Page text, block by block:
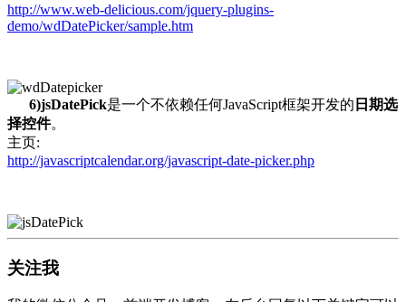
http://www.web-delicious.com/jquery-plugins-
demo/wdDatePicker/sample.htm
6)jsDatePick是一个不依赖任何JavaScript框架开发的 日期选
择控件。
主页:
http://javascriptcalendar.org/javascript-date-picker.php
关注我